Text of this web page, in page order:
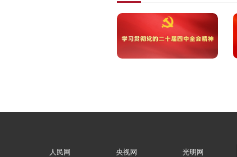
人民网
央视网
光明网